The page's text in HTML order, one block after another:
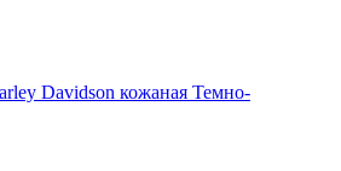
Davidson кожаная Темно-